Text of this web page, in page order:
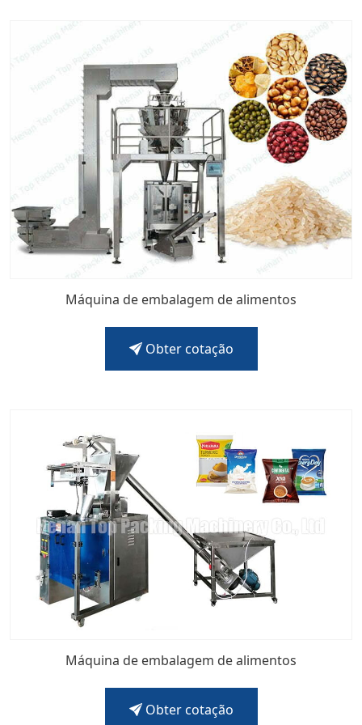
Máquina de embalagem de alimentos
Obter cotação
Máquina de embalagem de alimentos
Obter cotação